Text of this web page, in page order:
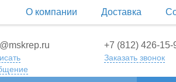
О компании Доставка
+7 (812) 426-15-
Заказать звонок